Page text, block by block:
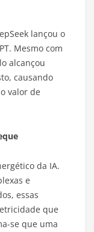
lançou o
Mesmo com
alcançou
causando
valor de
da IA.
e
essas
que
se que uma